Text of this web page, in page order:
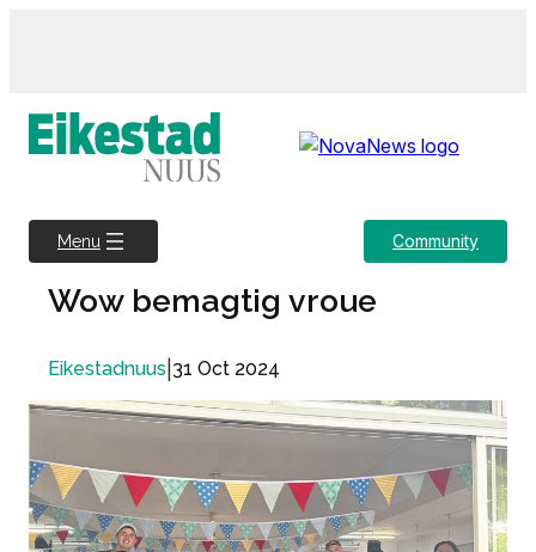
Menu Community
Wow bemagtig vroue
Eikestadnuus 31 Oct 2024